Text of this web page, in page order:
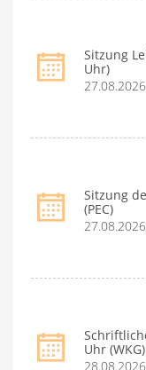
Sitzung
Uhr)
27.08.2026
Sitzung
(PEC)
27.08.2026
Uhr (WKG)
28.08.2026